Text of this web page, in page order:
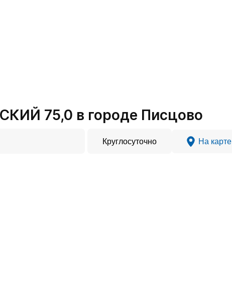
75,0 в городе Писцово
Круглосуточно На карте